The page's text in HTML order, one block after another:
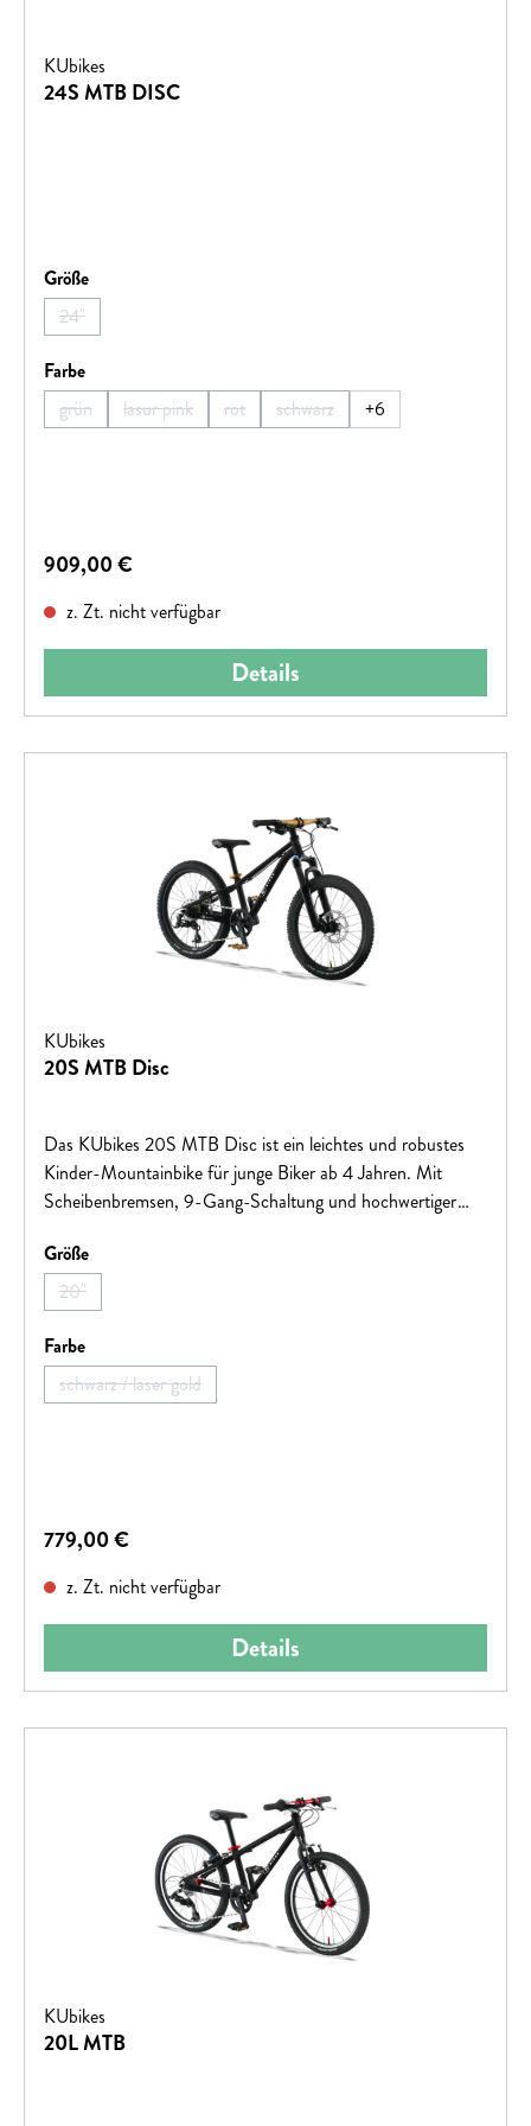
KUbikes
24S MTB DISC
Größeauswählen
24"
(Diese Option ist zurzeit nicht verfügbar.)
Farbeauswählen
grün
(Diese Option ist zurzeit nicht verfügbar.)
lasur pink
(Diese Option ist zurzeit nicht verfügbar.)
rot
(Diese Option ist zurzeit nicht verfügbar.)
schwarz
(Diese Option ist zurzeit nicht
+6
Regulärer Preis:
909,00 €
z. Zt. nicht verfügbar
Details
KUbikes
20S MTB Disc
Das KUbikes 20S MTB Disc ist ein leichtes und robustes
Kinder-Mountainbike für junge Biker ab 4 Jahren. Mit
Scheibenbremsen, 9-Gang-Schaltung und hochwertiger
Fahrspaß auf ersten größeren Touren und Offroad-
Abenteuern.
Größeauswählen
20"
(Diese Option ist zurzeit nicht verfügbar.)
Farbeauswählen
schwarz / laser gold
(Diese Option ist zurzeit nicht verfügbar.)
Regulärer Preis:
779,00 €
z. Zt. nicht verfügbar
Details
KUbikes
20L MTB